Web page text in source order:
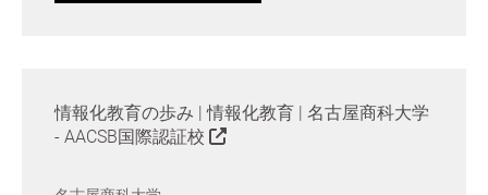
情報化教育の歩み | 情報化教育 | 名古屋商科大学
- AACSB国際認証校